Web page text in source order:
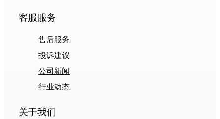
客服服务
售后服务
投诉建议
公司新闻
行业动态
关于我们